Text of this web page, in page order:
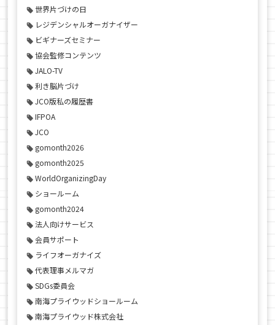
世界片づけの日
レジデンシャルオーガナイザー
ビギナーズセミナー
協会監修コンテンツ
JALO-TV
利き脳片づけ
JCO版私の履歴書
IFPOA
JCO
gomonth2026
gomonth2025
WorldOrganizingDay
ショールーム
gomonth2024
法人向けサービス
会員サポート
ライフオーガナイズ
代表理事メルマガ
SDGs委員会
南海プライウッドショールーム
南海プライウッド株式会社